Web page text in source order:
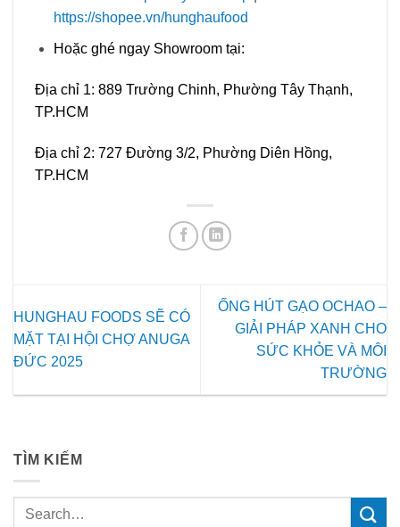
https://shopee.vn/hunghaufood
Hoặc ghé ngay Showroom tại:
Địa chỉ 1: 889 Trường Chinh, Phường Tây Thạnh,
TP.HCM
Địa chỉ 2: 727 Đường 3/2, Phường Diên Hồng,
TP.HCM
HUNGHAU FOODS SẼ CÓ
MẶT TẠI HỘI CHỢ ANUGA
ĐỨC 2025
ỐNG HÚT GẠO OCHAO –
GIẢI PHÁP XANH CHO
SỨC KHỎE VÀ MÔI
TRƯỜNG
TÌM KIẾM